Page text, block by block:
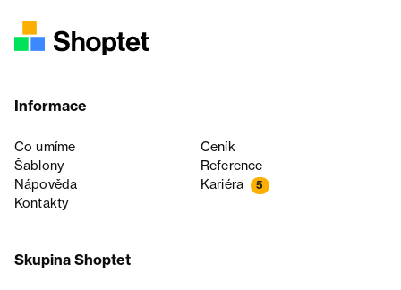
Informace
Co umíme
Ceník
Šablony
Reference
Nápověda
Kariéra 5
Kontakty
Skupina Shoptet